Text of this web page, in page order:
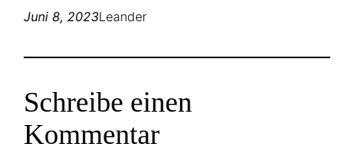
Juni 8, 2023Leander
Schreibe einen
Kommentar